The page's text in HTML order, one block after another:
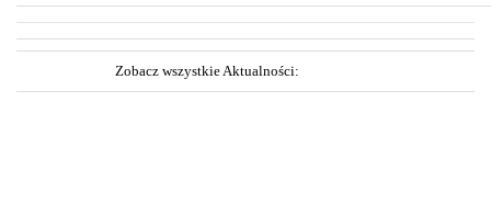
Zobacz wszystkie Aktualności: